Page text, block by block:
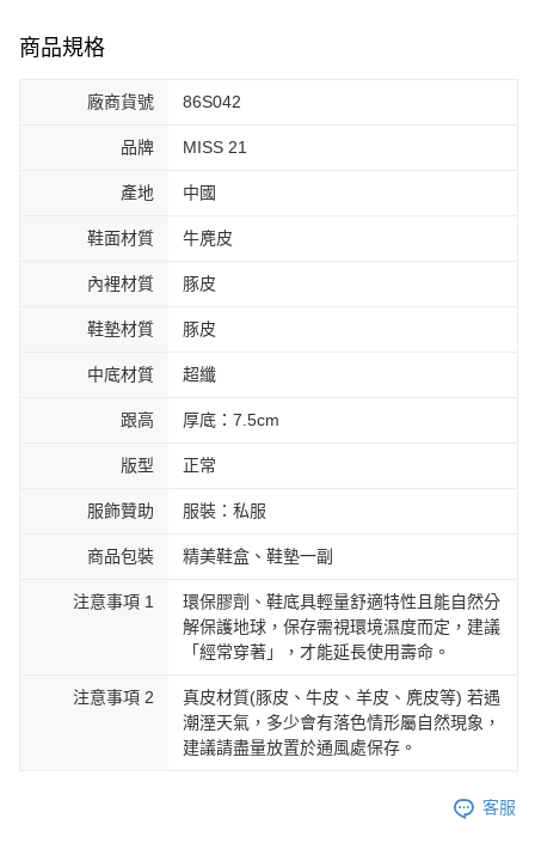
商品規格
廠商貨號 86S042
品牌 MISS 21
產地 中國
鞋面材質 牛麂皮
內裡材質 豚皮
鞋墊材質 豚皮
中底材質 超纖
跟高 厚底：7.5cm
版型 正常
服飾贊助 服裝：私服
商品包裝 精美鞋盒、鞋墊一副
注意事項 1
環保膠劑、鞋底具輕量舒適特性且能自然分
解保護地球，保存需視環境濕度而定，建議
「經常穿著」，才能延長使用壽命。
注意事項 2
真皮材質(豚皮、牛皮、羊皮、麂皮等) 若遇
潮溼天氣，多少會有落色情形屬自然現象，
建議請盡量放置於通風處保存。
客服